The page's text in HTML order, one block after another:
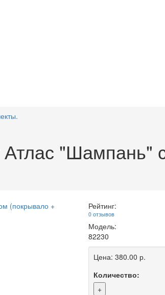
"Шампань"
Рейтинг:
0 отзывов
Модель:
82230
Цена: 380.00 р.
Количество:
+